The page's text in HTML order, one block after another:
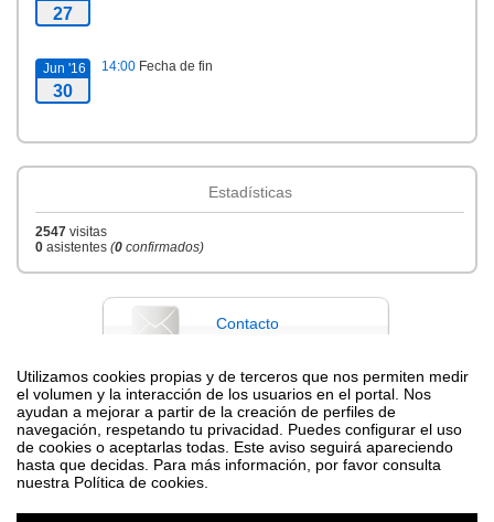
Utilizamos cookies propias y de terceros que nos permiten medir
el volumen y la interacción de los usuarios en el portal. Nos
ayudan a mejorar a partir de la creación de perfiles de
navegación, respetando tu privacidad. Puedes configurar el uso
de cookies o aceptarlas todas. Este aviso seguirá apareciendo
hasta que decidas. Para más información, por favor consulta
nuestra Política de cookies.
27
Jun '16
30
14:00 Fecha de fin
Estadísticas
2547 visitas
0 asistentes (0 confirmados)
Contacto
Difunde tu evento poniendo el siguiente código en tu sitio